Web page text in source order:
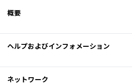
概要
ヘルプおよびインフォメーション
ネットワーク